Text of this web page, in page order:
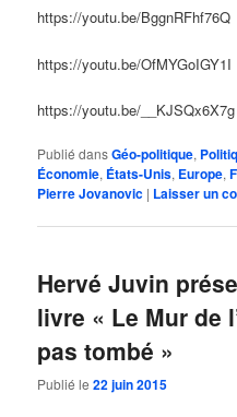
https://youtu.be/BggnRFhf76Q
https://youtu.be/OfMYGoIGY1I
https://youtu.be/__KJSQx6X7g
Publié dansGéo-politique,
Économie, États-Unis, Europe,
Pierre Jovanovic | Laisser un
Hervé Juvin
livre « Le Mur de
pas tombé »
Publié le22 juin 2015